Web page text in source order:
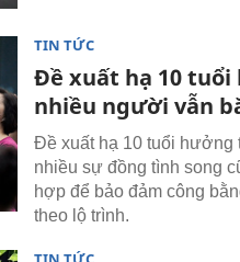
TIN TỨC
Đề xuất hạ 10
nhiều người vẫn
Đề xuất hạ 10 tuổi hưởng
nhiều sự đồng tình song
hợp để bảo đảm công
theo lộ trình.